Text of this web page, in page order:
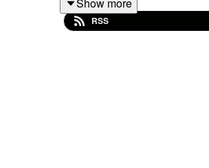
転職・就職のための情報プ
RSS